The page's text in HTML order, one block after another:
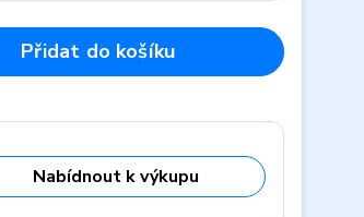
Přidat do košíku
Nabídnout k výkupu